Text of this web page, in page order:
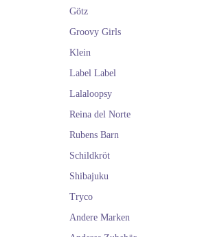
Götz
Groovy Girls
Klein
Label Label
Lalaloopsy
Reina del Norte
Rubens Barn
Schildkröt
Shibajuku
Tryco
Andere Marken